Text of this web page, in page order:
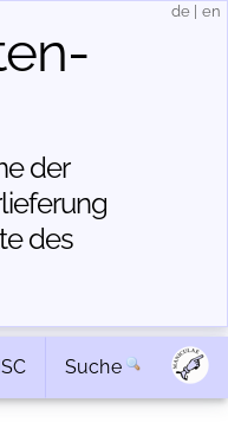
der
des
de en
Suche